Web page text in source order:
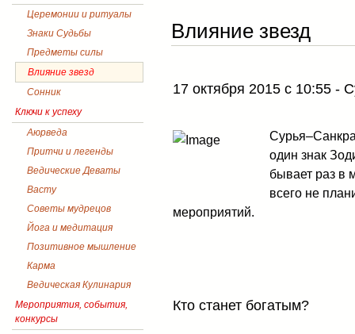
Влияние звезд
17 октября 2015 с 10:55 -
один знак
бывает раз в
всего не
мероприятий.
Кто станет богатым?
Церемонии и ритуалы
Знаки Судьбы
Предметы силы
Влияние звезд
Сонник
Ключи к успеху
Аюрведа
Притчи и легенды
Ведические Деваты
Васту
Советы мудрецов
Йога и медитация
Позитивное мышление
Карма
Ведическая Кулинария
Мероприятия, события,
конкурсы